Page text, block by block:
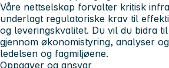
Våre nettselskap forvalter kritisk
underlagt regulatoriske krav til
og leveringskvalitet. Du vil du bidra
gjennom økonomistyring, analyser
ledelsen og fagmiljøene.
Oppgaver og ansvar